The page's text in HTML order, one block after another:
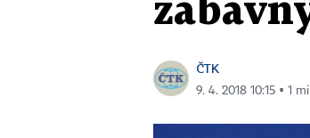
ČTK
9. 4. 2018 10:15 ▪ 1